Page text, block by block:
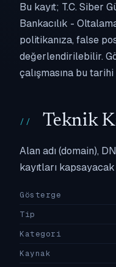
Bu kayıt; T.C. Siber
Bankacılık -
politikanıza, false
değerlendirilebilir.
çalışmasına bu
Teknik
Alan adı (domain),
kayıtları
Gösterge
Tip
Kategori
Kaynak